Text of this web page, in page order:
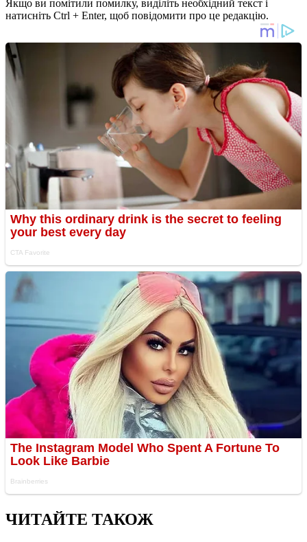
Якщо ви помітили помилку, виділіть необхідний текст і
натисніть Ctrl + Enter, щоб повідомити про це редакцію.
ЧИТАЙТЕ ТАКОЖ